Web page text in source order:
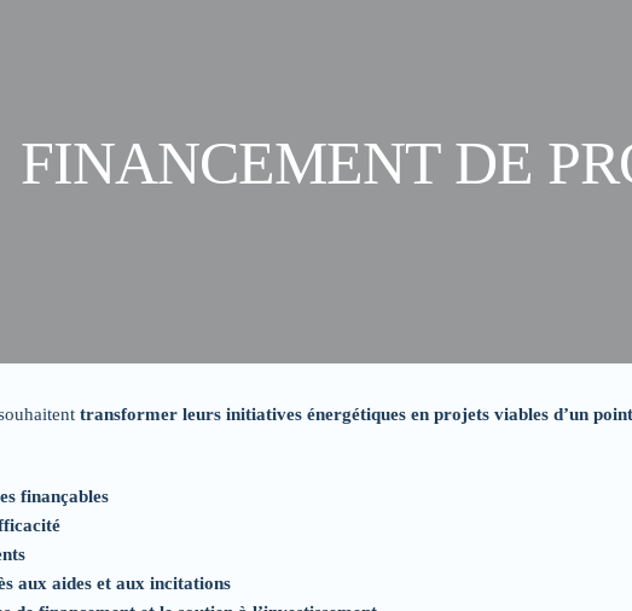
FINANCEMENT DE
transformer leurs initiatives énergétiques en projets viables d’un
finançables
aux aides et aux incitations